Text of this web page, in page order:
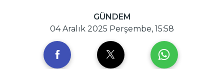
GÜNDEM
04 Aralık 2025 Perşembe, 15:58